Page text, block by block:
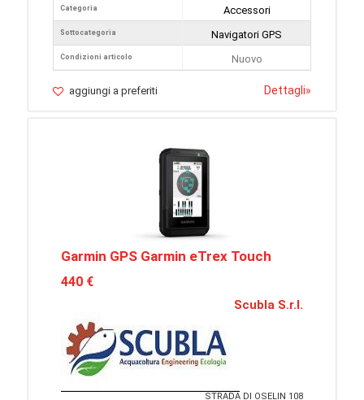
Categoria
Sottocategoria
Condizioni articolo
Accessori
Navigatori GPS
Nuovo
aggiungi a preferiti Dettagli»
Garmin GPS Garmin eTrex Touch
440 €
Scubla S.r.l.
STRADA DI OSELIN 108